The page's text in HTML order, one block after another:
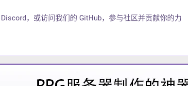
，或访问我们的 GitHub，参与社区并贡献你的力